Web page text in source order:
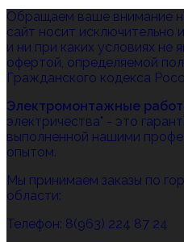
Обращаем ваше внимание
сайт носит исключительно
и ни при каких условиях не
офертой, определяемой
Гражданского кодекса
Электромонтажные
электричества" - это
выполненной нашими
опытом.
Мы принимаем заказы по
области:
Телефон: 8(963) 224 87 24